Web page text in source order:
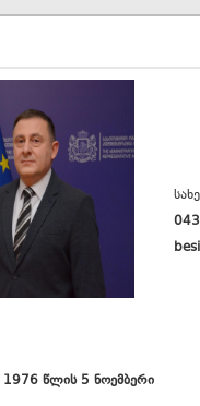
1976 წლის 5 ნოემბერი